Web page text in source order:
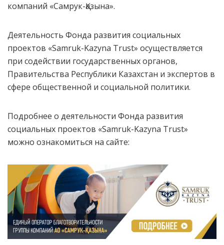
компаний «Самрук-Қазына».
Деятельность Фонда развития социальных
проектов «Samruk-Kazyna Trust» осуществляется
при содействии государственных органов,
Правительства Республики Казахстан и экспертов в
сфере общественной и социальной политики.
Подробнее о деятельности Фонда развития
социальных проектов «Samruk-Kazyna Trust»
можно ознакомиться на сайте: